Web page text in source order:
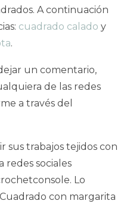
A continuación
cuadrado calado y
.
un comentario,
de las redes
a través del
sus trabajos tejidos con
redes sociales
Lo
con margarita